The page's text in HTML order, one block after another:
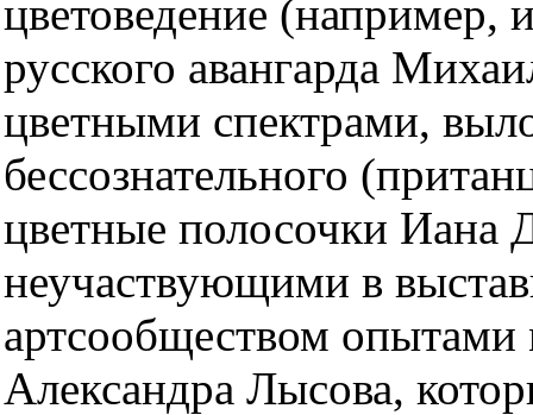
цветоведение (например,
русского авангарда
цветными спектрами,
бессознательного
цветные полосочки Иана
неучаствующими в
артсообществом опытами
Александра Лысова,